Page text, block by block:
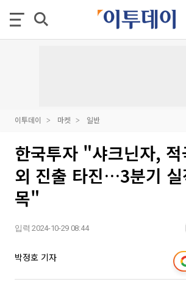
이투데이 마켓 일반
한국투자 "샤크닌자, 적
외 진출 타진…3분기 실
목"
입력 2024-10-29 08:44
박정호 기자